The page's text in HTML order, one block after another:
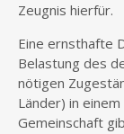
Zeugnis hierfür.
Eine ernsthafte
Belastung des
nötigen
Länder) in
Gemeinschaft